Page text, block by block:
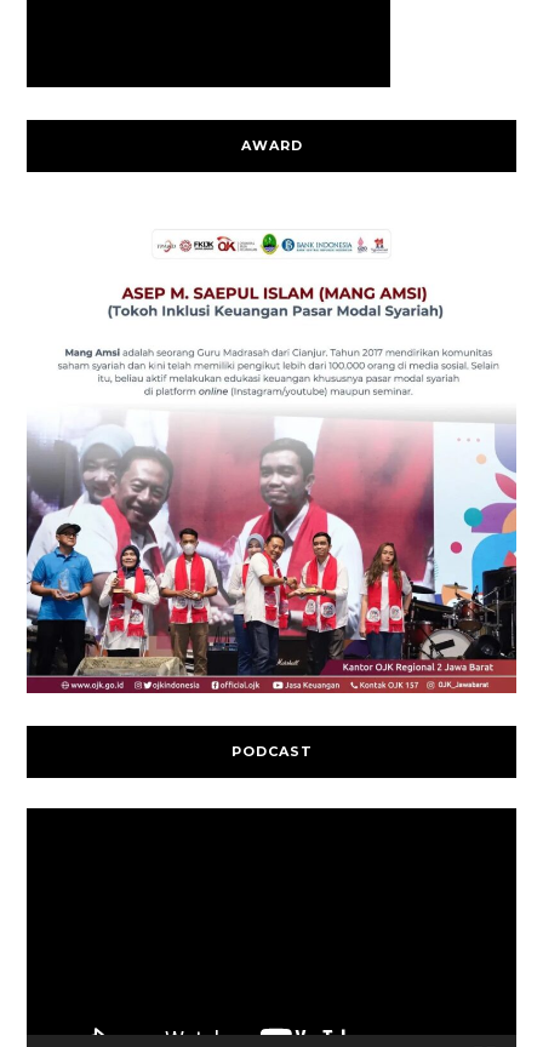
AWARD
PODCAST